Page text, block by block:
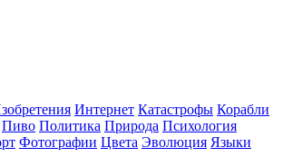
Интернет Катастрофы Корабли
Пиво Политика Природа Психология
Фотографии Цвета Эволюция Языки